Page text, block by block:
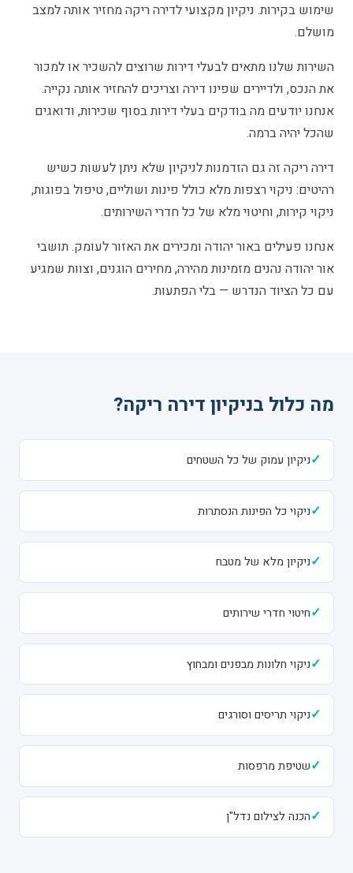
שימוש בקירות. ניקיון מקצועי לדירה ריקה מחזיר אותה למצב
מושלם.
השירות שלנו מתאים לבעלי דירות שרוצים להשכיר או למכור
את הנכס, ולדיירים שפינו דירה וצריכים להחזיר אותה נקייה.
אנחנו יודעים מה בודקים בעלי דירות בסוף שכירות, ודואגים
שהכל יהיה ברמה.
דירה ריקה זה גם הזדמנות לניקיון שלא ניתן לעשות כשיש
רהיטים: ניקוי רצפות מלא כולל פינות ושוליים, טיפול בפוגות,
ניקוי קירות, וחיטוי מלא של כל חדרי השירותים.
אנחנו פעילים באור יהודה ומכירים את האזור לעומק. תושבי
אור יהודה נהנים מזמינות מהירה, מחירים הוגנים, וצוות שמגיע
עם כל הציוד הנדרש — בלי הפתעות.
מה כלול בניקיון דירה ריקה?
✓ניקיון עמוק של כל השטחים
✓ניקוי כל הפינות הנסתרות
✓ניקיון מלא של מטבח
✓חיטוי חדרי שירותים
✓ניקוי חלונות מבפנים ומבחוץ
✓ניקוי תריסים וסורגים
✓שטיפת מרפסות
✓הכנה לצילום נדל"ן